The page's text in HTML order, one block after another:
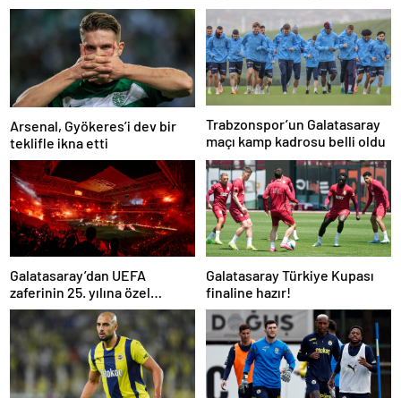
Arsenal, Gyökeres’i dev bir
teklifle ikna etti
Trabzonspor’un Galatasaray
maçı kamp kadrosu belli oldu
Galatasaray’dan UEFA
zaferinin 25. yılına özel
buluşma!
Galatasaray Türkiye Kupası
finaline hazır!